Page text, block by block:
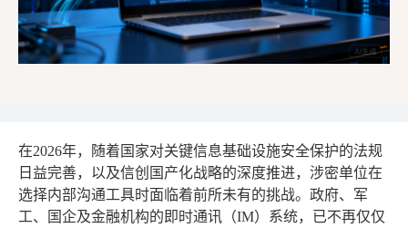
在2026年，随着国家对关键信息基础设施安全保护的法规
日益完善，以及信创国产化战略的深度推进，涉密单位在
选择内部沟通工具时面临着前所未有的挑战。政府、军
工、国企及金融机构的即时通讯（IM）系统，已不再仅仅